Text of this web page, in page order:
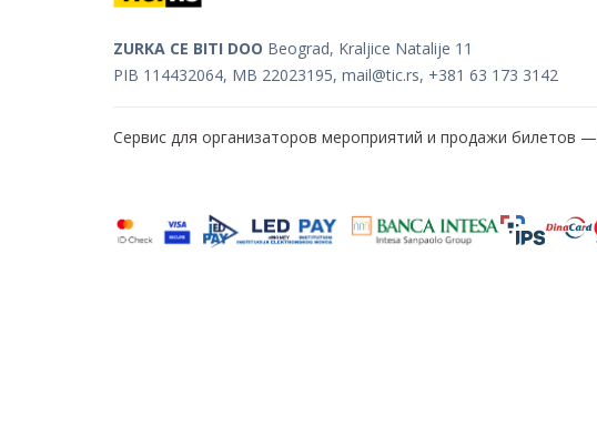
ZURKA CE BITI DOO Beograd, Kraljice Natalije 11
PIB 114432064, MB 22023195, mail@tic.rs, +381 63 173 3142
Сервис для организаторов мероприятий и продажи билетов —